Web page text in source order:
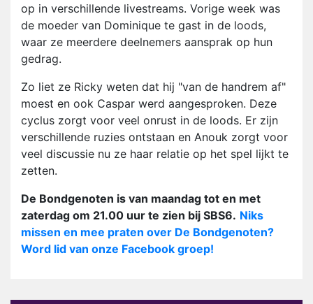
op in verschillende livestreams. Vorige week was
de moeder van Dominique te gast in de loods,
waar ze meerdere deelnemers aansprak op hun
gedrag.
Zo liet ze Ricky weten dat hij "van de handrem af"
moest en ook Caspar werd aangesproken. Deze
cyclus zorgt voor veel onrust in de loods. Er zijn
verschillende ruzies ontstaan en Anouk zorgt voor
veel discussie nu ze haar relatie op het spel lijkt te
zetten.
De Bondgenoten is van maandag tot en met
zaterdag om 21.00 uur te zien bij SBS6. Niks
missen en mee praten over De Bondgenoten?
Word lid van onze Facebook groep!